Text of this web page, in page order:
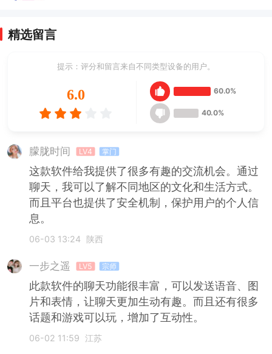
精选留言
提示：评分和留言来自不同类型设备的用户。
6.0 60.0%
40.0%
朦胧时间 LV4 掌门
这款软件给我提供了很多有趣的交流机会。通过
聊天，我可以了解不同地区的文化和生活方式。
而且平台也提供了安全机制，保护用户的个人信
息。
06-03 13:24 陕西
一步之遥 LV5 宗师
此款软件的聊天功能很丰富，可以发送语音、图
片和表情，让聊天更加生动有趣。而且还有很多
话题和游戏可以玩，增加了互动性。
06-02 11:59 江苏